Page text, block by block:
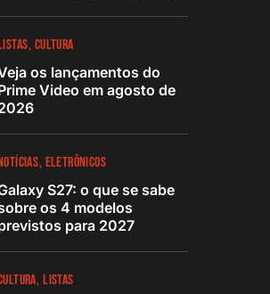
CULTURA
os lançamentos do
Video em agosto de
ELETRÔNICOS
S27: o que se sabe
os 4 modelos
para 2027
LISTAS